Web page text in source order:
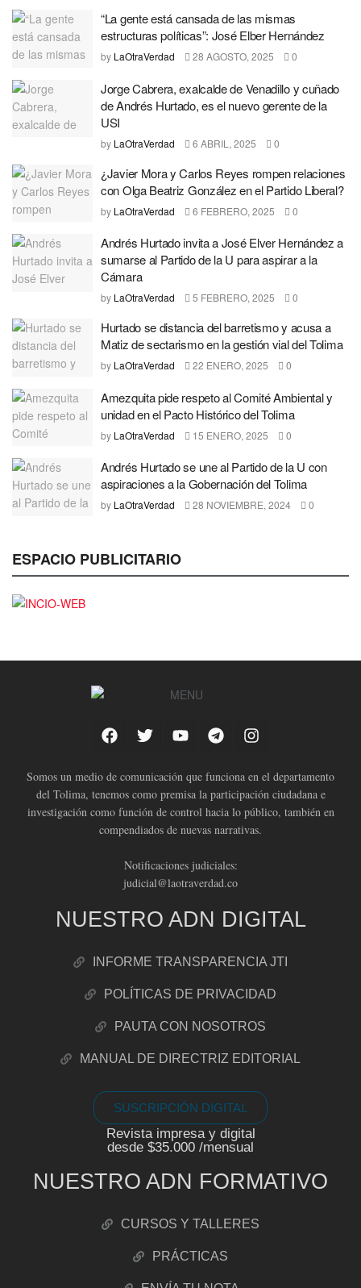
“La gente está cansada de las mismas
estructuras políticas”: José Elber Hernández
by LaOtraVerdad 28 AGOSTO, 2025 0
Jorge Cabrera, exalcalde de Venadillo y cuñado
de Andrés Hurtado, es el nuevo gerente de la
USI
by LaOtraVerdad 6 ABRIL, 2025 0
¿Javier Mora y Carlos Reyes rompen relaciones
con Olga Beatriz González en el Partido Liberal?
by LaOtraVerdad 6 FEBRERO, 2025 0
Andrés Hurtado invita a José Elver Hernández a
sumarse al Partido de la U para aspirar a la
Cámara
by LaOtraVerdad 5 FEBRERO, 2025 0
Hurtado se distancia del barretismo y acusa a
Matiz de sectarismo en la gestión vial del Tolima
by LaOtraVerdad 22 ENERO, 2025 0
Amezquita pide respeto al Comité Ambiental y
unidad en el Pacto Histórico del Tolima
by LaOtraVerdad 15 ENERO, 2025 0
Andrés Hurtado se une al Partido de la U con
aspiraciones a la Gobernación del Tolima
by LaOtraVerdad 28 NOVIEMBRE, 2024 0
ESPACIO PUBLICITARIO
Somos un medio de comunicación que funciona en el departamento
del Tolima, tenemos como premisa la participación ciudadana e
investigación como función de control hacia lo público, también en
compendiados de nuevas narrativas.
Notificaciones judiciales:
judicial@laotraverdad.co
NUESTRO ADN DIGITAL
INFORME TRANSPARENCIA JTI
POLÍTICAS DE PRIVACIDAD
PAUTA CON NOSOTROS
MANUAL DE DIRECTRIZ EDITORIAL
SUSCRIPCIÓN DIGITAL
Revista impresa y digital
desde $35.000 /mensual
NUESTRO ADN FORMATIVO
CURSOS Y TALLERES
PRÁCTICAS